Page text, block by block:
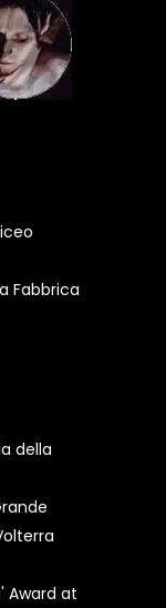
Fabbrica
della
Award at